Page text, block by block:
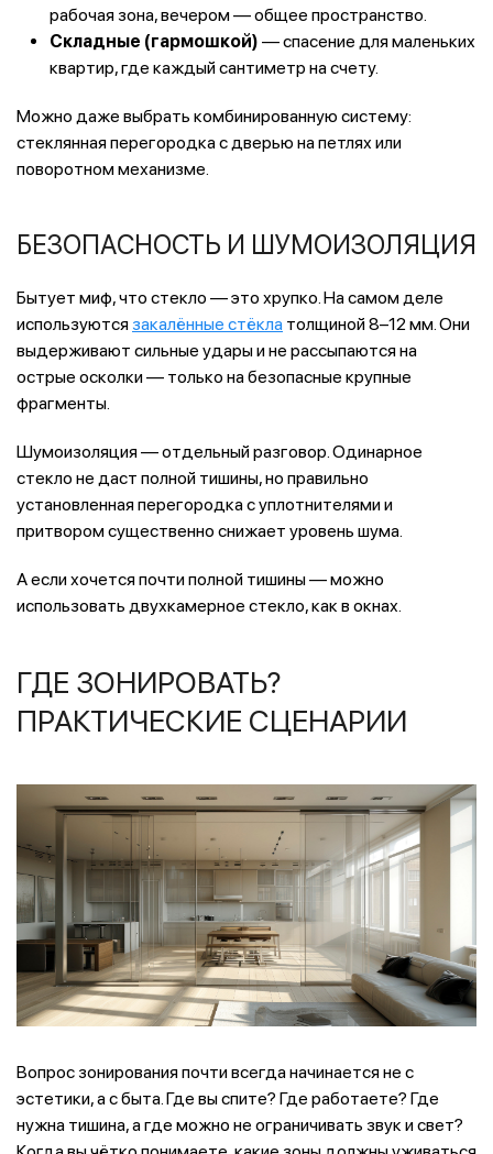
рабочая зона, вечером — общее пространство.
Складные (гармошкой) — спасение для маленьких
квартир, где каждый сантиметр на счету.
Можно даже выбрать комбинированную систему:
стеклянная перегородка с дверью на петлях или
поворотном механизме.
БЕЗОПАСНОСТЬ И ШУМОИЗОЛЯЦИЯ
Бытует миф, что стекло — это хрупко. На самом деле
используются закалённые стёкла толщиной 8–12 мм. Они
выдерживают сильные удары и не рассыпаются на
острые осколки — только на безопасные крупные
фрагменты.
Шумоизоляция — отдельный разговор. Одинарное
стекло не даст полной тишины, но правильно
установленная перегородка с уплотнителями и
притвором существенно снижает уровень шума.
А если хочется почти полной тишины — можно
использовать двухкамерное стекло, как в окнах.
ГДЕ ЗОНИРОВАТЬ?
ПРАКТИЧЕСКИЕ СЦЕНАРИИ
Вопрос зонирования почти всегда начинается не с
эстетики, а с быта. Где вы спите? Где работаете? Где
нужна тишина, а где можно не ограничивать звук и свет?